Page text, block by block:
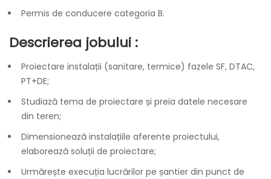
Permis de conducere categoria B.
Descrierea jobului :
Proiectare instalații (sanitare, termice) fazele SF, DTAC,
PT+DE;
Studiază tema de proiectare și preia datele necesare
din teren;
Dimensionează instalațiile aferente proiectului,
elaborează soluții de proiectare;
Urmărește execuția lucrărilor pe șantier din punct de